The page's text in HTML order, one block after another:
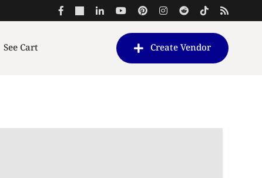
See Cart Create Vendor